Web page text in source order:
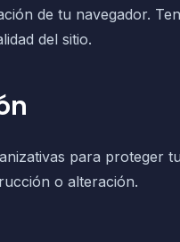
de tu navegador.
del sitio.
para proteger
o alteración.